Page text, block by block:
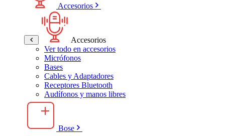
Accesorios
Accesorios
Ver todo en accesorios
Micrófonos
Bases
Cables y Adaptadores
Receptores Bluetooth
Audífonos y manos libres
Bose